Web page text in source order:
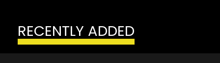
RECENTLY ADDED